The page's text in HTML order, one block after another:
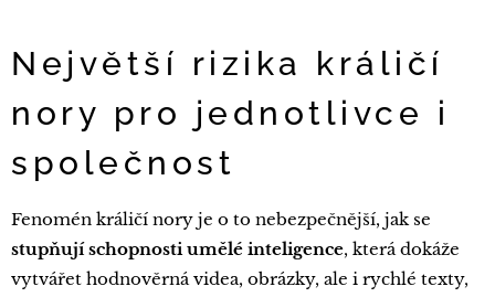
Největší rizika králičí
nory pro jednotlivce i
společnost
Fenomén králičí nory je o to nebezpečnější, jak se
stupňují schopnosti umělé inteligence, která dokáže
vytvářet hodnověrná videa, obrázky, ale i rychlé texty,